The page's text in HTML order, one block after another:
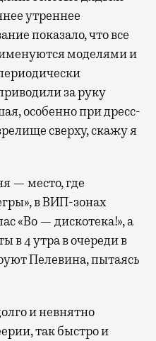
утреннее
показало, что все
моделями и
за руку
особенно при дресс-
сверху, скажу я
— место, где
в ВИП-зонах
«Во — дискотека!», а
в 4 утра в очереди в
Пелевина, пытаясь
и невнятно
так быстро и